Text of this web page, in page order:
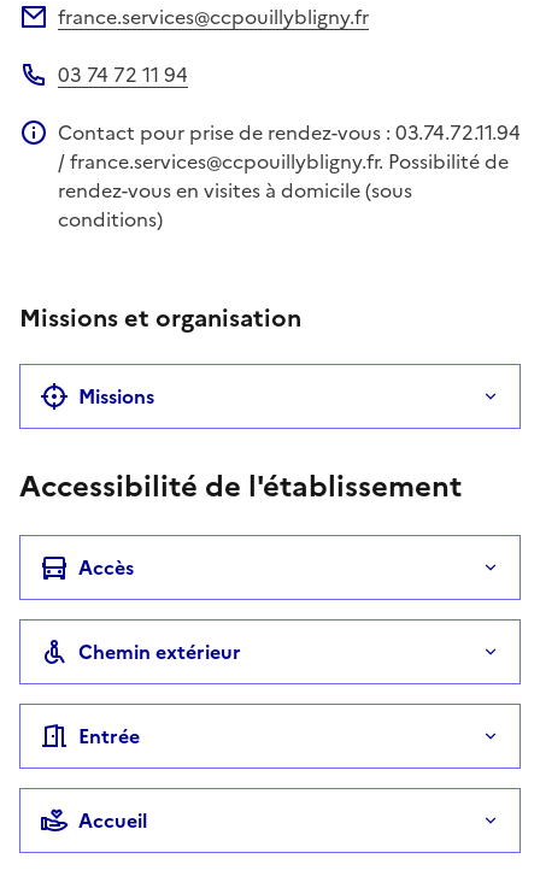
france.services@ccpouillybligny.fr
03 74 72 11 94
Information complémentaire
Contact pour prise de rendez-vous : 03.74.72.11.94
/ france.services@ccpouillybligny.fr. Possibilité de
rendez-vous en visites à domicile (sous
conditions)
Missions et organisation
Missions
Accessibilité de l'établissement
Accès
Chemin extérieur
Entrée
Accueil